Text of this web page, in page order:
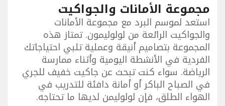
مجموعة الأمانات والجواكيت
استعد لموسم البرد مع مجموعة الأمانات
والجواكيت الرائعة من لولوليمون. تمتاز هذه
المجموعة بتصاميم أنيقة وعملية تلبي احتياجاتك
الفردية في الأنشطة اليومية وأثناء ممارسة
الرياضة. سواء كنت تبحث عن جاكيت خفيف للجري
في الصباح الباكر أو أمانة دافئة للتدريب في
الهواء الطلق، فإن لولوليمن لديها ما تحتاجه.